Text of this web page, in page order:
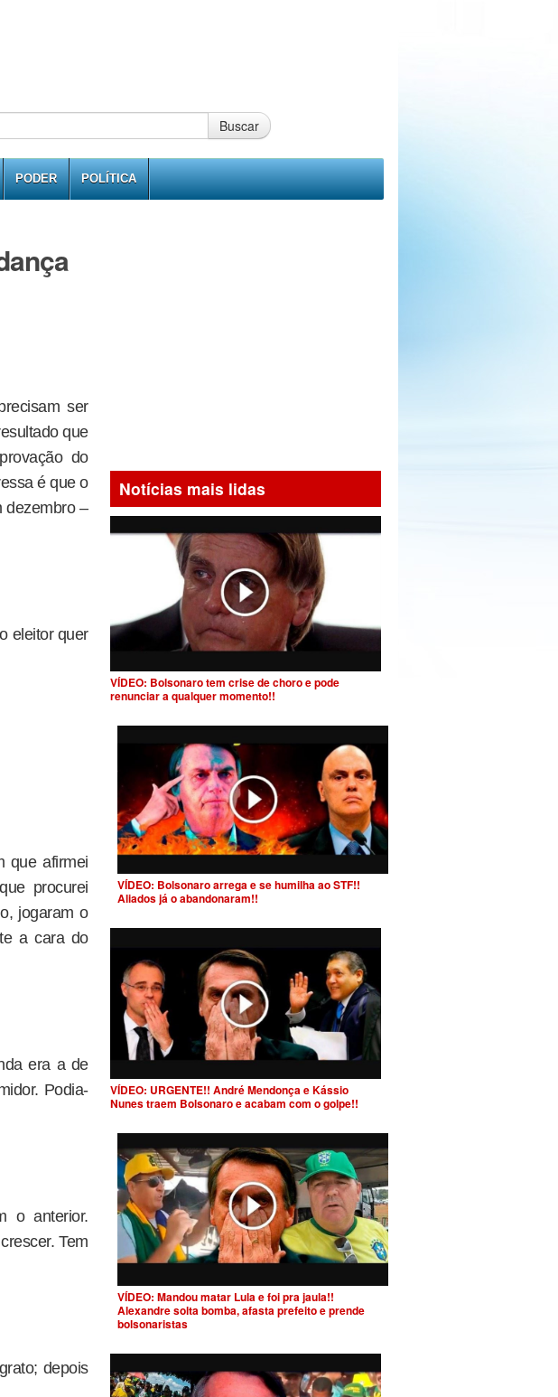
Buscar
PODER POLÍTICA
ser
que
do
é que o
dezembro –
eleitor quer
que afirmei
procurei
jogaram o
a cara do
era a de
Podia-
o anterior.
Tem
depois
Notícias mais lidas
VÍDEO: Bolsonaro tem crise de choro e pode
renunciar a qualquer momento!!
VÍDEO: Bolsonaro arrega e se humilha ao STF!!
Aliados já o abandonaram!!
VÍDEO: URGENTE!! André Mendonça e Kássio
Nunes traem Bolsonaro e acabam com o golpe!!
VÍDEO: Mandou matar Lula e foi pra jaula!!
Alexandre solta bomba, afasta prefeito e prende
bolsonaristas